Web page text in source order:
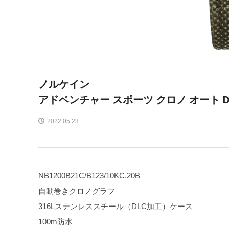
ノルケイン
アドベンチャー スポーツ クロノ オート
2022.05.23
NB1200B21C/B123/10KC.20B
自動巻きクロノグラフ
316Lステンレススチール（DLC加工）ケース
100m防水